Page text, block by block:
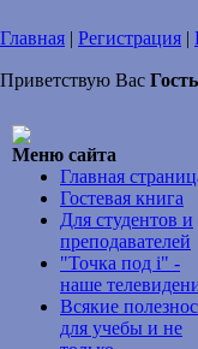
Главная | Регистрация |
Приветствую Вас Гость
Меню сайта
Главная
Гостевая книга
Для студентов и
преподавателей
"Точка под i" -
наше
Всякие
для учебы и не